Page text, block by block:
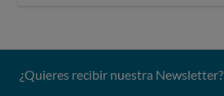
¿Quieres recibir nuestra Newsletter?